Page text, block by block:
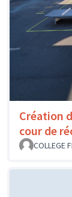
Création
cour de
COLLEGE